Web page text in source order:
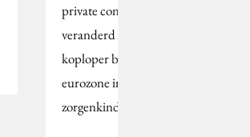
private consumptie
veranderd van een
koploper binnen de
eurozone in een van de
zorgenkindjes.